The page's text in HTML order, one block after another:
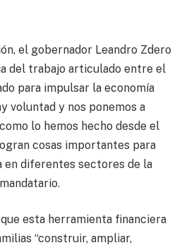
el gobernador Leandro Zdero
del trabajo articulado entre el
para impulsar la economía
voluntad y nos ponemos a
lo hemos hecho desde el
cosas importantes para
en diferentes sectores de la
esta herramienta financiera
“construir, ampliar,